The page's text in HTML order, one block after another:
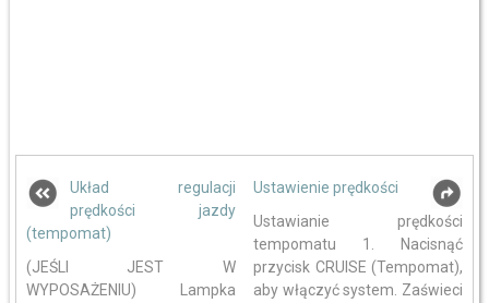
Układ regulacji
prędkości jazdy
(tempomat)
(JEŚLI JEST W
WYPOSAŻENIU) Lampka
Ustawienie prędkości
Ustawianie prędkości
tempomatu 1. Nacisnąć
przycisk CRUISE (Tempomat),
aby włączyć system. Zaświeci